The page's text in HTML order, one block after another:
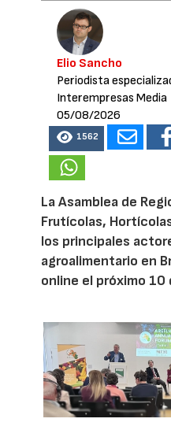
Elio Sancho
Periodista
Interempresas Media
05/08/2026
1562
La Asamblea de
Frutícolas,
los principales
agroalimentario en
online el próximo 10